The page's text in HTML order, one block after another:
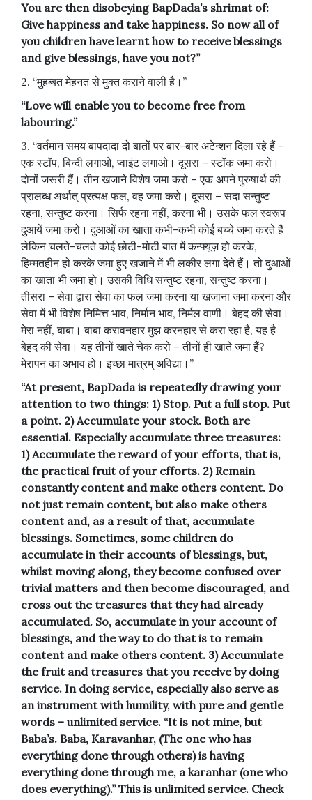
You are then disobeying BapDada’s shrimat of:
Give happiness and take happiness. So now all of
you children have learnt how to receive blessings
and give blessings, have you not?”
2. “मुहब्बत मेहनत से मुक्त कराने वाली है।”
“Love will enable you to become free from
labouring.”
3. “वर्तमान समय बापदादा दो बातों पर बार-बार अटेन्शन दिला रहे हैं –
एक स्टॉप, बिन्दी लगाओ, प्वाइंट लगाओ। दूसरा – स्टॉक जमा करो।
दोनों जरूरी हैं। तीन खजाने विशेष जमा करो – एक अपने पुरुषार्थ की
प्रालब्ध अर्थात् प्रत्यक्ष फल, वह जमा करो। दूसरा – सदा सन्तुष्ट
रहना, सन्तुष्ट करना। सिर्फ रहना नहीं, करना भी। उसके फल स्वरूप
दुआयें जमा करो। दुआओं का खाता कभी-कभी कोई बच्चे जमा करते हैं
लेकिन चलते-चलते कोई छोटी-मोटी बात में कन्फ्यूज़ हो करके,
हिम्मतहीन हो करके जमा हुए खजाने में भी लकीर लगा देते हैं। तो दुआओं
का खाता भी जमा हो। उसकी विधि सन्तुष्ट रहना, सन्तुष्ट करना।
तीसरा – सेवा द्वारा सेवा का फल जमा करना या खजाना जमा करना और
सेवा में भी विशेष निमित्त भाव, निर्मान भाव, निर्मल वाणी। बेहद की सेवा।
मेरा नहीं, बाबा। बाबा करावनहार मुझ करनहार से करा रहा है, यह है
बेहद की सेवा। यह तीनों खाते चेक करो – तीनों ही खाते जमा हैं?
मेरापन का अभाव हो। इच्छा मात्रम् अविद्या।”
“At present, BapDada is repeatedly drawing your
attention to two things: 1) Stop. Put a full stop. Put
a point. 2) Accumulate your stock. Both are
essential. Especially accumulate three treasures:
1) Accumulate the reward of your efforts, that is,
the practical fruit of your efforts. 2) Remain
constantly content and make others content. Do
not just remain content, but also make others
content and, as a result of that, accumulate
blessings. Sometimes, some children do
accumulate in their accounts of blessings, but,
whilst moving along, they become confused over
trivial matters and then become discouraged, and
cross out the treasures that they had already
accumulated. So, accumulate in your account of
blessings, and the way to do that is to remain
content and make others content. 3) Accumulate
the fruit and treasures that you receive by doing
service. In doing service, especially also serve as
an instrument with humility, with pure and gentle
words – unlimited service. “It is not mine, but
Baba’s. Baba, Karavanhar, (The one who has
everything done through others) is having
everything done through me, a karanhar (one who
does everything).” This is unlimited service. Check